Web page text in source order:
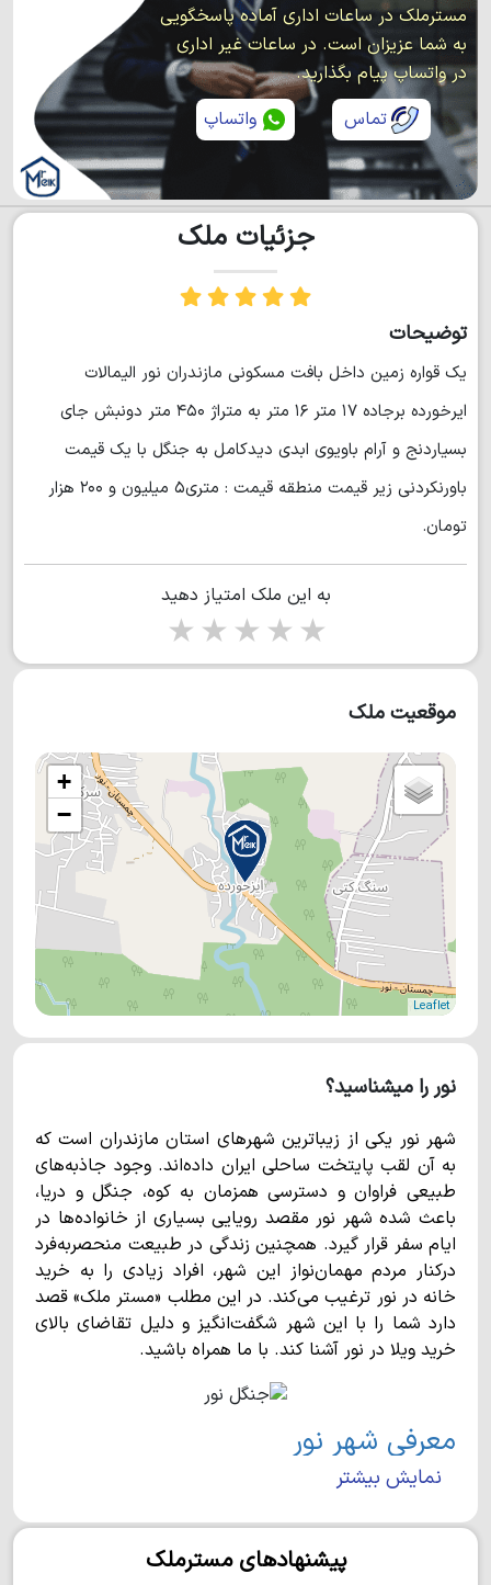
مسترملک در ساعات اداری آماده پاسخگویی
به شما عزیزان است. در ساعات غیر اداری
در واتساپ پیام بگذارید.
تماس
واتساپ
جزئیات ملک
توضیحات
یک قواره زمین داخل بافت مسکونی مازندران نور الیمالات
ایرخورده برجاده ۱۷ متر ۱۶ متر به متراژ ۴۵۰ متر دونبش جای
بسیاردنج و آرام باویوی ابدی دیدکامل به جنگل با یک قیمت
باورنکردنی زیر قیمت منطقه قیمت : متری۵ میلیون و ۲۰۰ هزار
تومان.
به این ملک امتیاز دهید
5 stars
4 stars
3 stars
2 stars
موقعیت ملک
+
−
Leaflet
نور را میشناسید؟
شهر نور یکی از زیباترین شهرهای استان مازندران است که
به آن لقب پایتخت ساحلی ایران داده‌اند. وجود جاذبه‌های
طبیعی فراوان و دسترسی همزمان به کوه، جنگل و دریا،
باعث شده شهر نور مقصد رویایی بسیاری از خانواده‌ها در
ایام سفر قرار گیرد. همچنین زندگی در طبیعت منحصربه‌فرد
درکنار مردم مهمان‌نواز این شهر، افراد زیادی را به خرید
خانه در نور ترغیب می‌کند. در این مطلب «مستر ملک» قصد
دارد شما را با این شهر شگفت‌انگیز و دلیل تقاضای بالای
خرید ویلا در نور آشنا کند. با ما همراه باشید.
معرفی شهر نور
شهر نور در بخش مرکزی شهرستانی به همین نام واقع شده
جمعیت دارد. این شهر به صورت خطی در جنوب دریای خزر
کشیده شده است و از شرق به ایزدشهر و از غرب به شهر
نمایش بیشتر
پیشنهادهای مسترملک